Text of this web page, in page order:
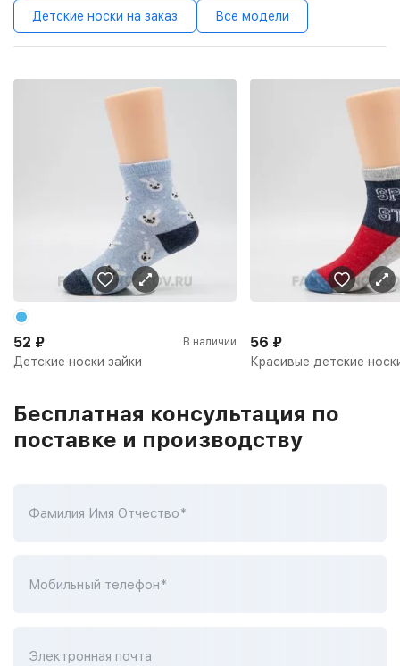
Детские носки на заказ Все модели
Детские носки зайки
52 ₽ В наличии
Красивые детские
56 ₽
Бесплатная консультация по
поставке и производству
Фамилия Имя Отчество*
Мобильный телефон*
Электронная почта